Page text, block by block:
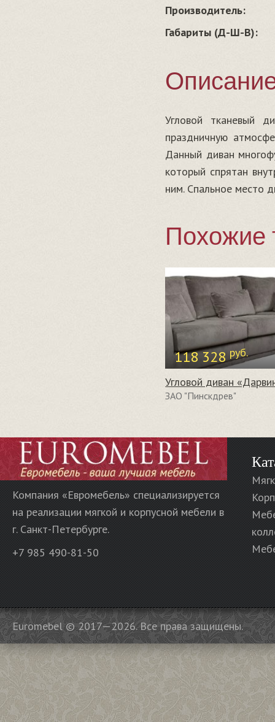
Производитель:
Габариты (Д-Ш-В):
Угловой тканевый
праздничную
Данный диван
который спрятан
ним. Спальное место
Похожие
118 328руб.
ЗАО "Пинскдрев"
Компания «Евромебель» специализируется
на реализации мягкой и корпусной мебели в
г. Санкт-Петербурге.
+7 985 490-81-50
Euromebel © 2017—2026. Все права защищены.